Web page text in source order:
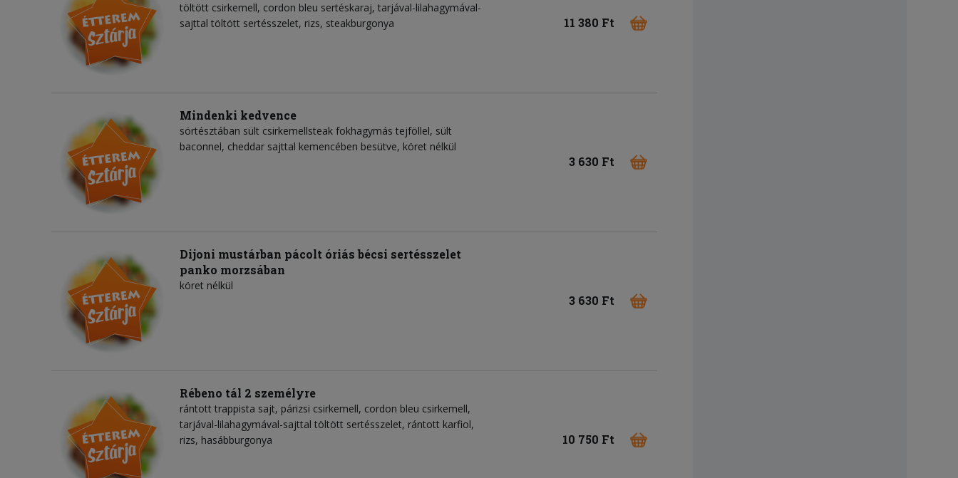
töltött csirkemell, cordon bleu sertéskaraj, tarjával-lilahagymával-
sajttal töltött sertésszelet, rizs, steakburgonya
11 380 Ft
Mindenki kedvence
sörtésztában sült csirkemellsteak fokhagymás tejföllel, sült
baconnel, cheddar sajttal kemencében besütve, köret nélkül
3 630 Ft
Dijoni mustárban pácolt óriás bécsi sertésszelet
panko morzsában
köret nélkül
3 630 Ft
Rébeno tál 2 személyre
rántott trappista sajt, párizsi csirkemell, cordon bleu csirkemell,
tarjával-lilahagymával-sajttal töltött sertésszelet, rántott karfiol,
rizs, hasábburgonya
10 750 Ft